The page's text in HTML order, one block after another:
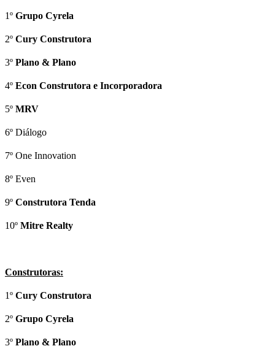
1º Grupo Cyrela
2º Cury Construtora
3º Plano & Plano
4º Econ Construtora e Incorporadora
5º MRV
6º Diálogo
7º One Innovation
8º Even
9º Construtora Tenda
10º Mitre Realty
Construtoras:
1º Cury Construtora
2º Grupo Cyrela
3º Plano & Plano